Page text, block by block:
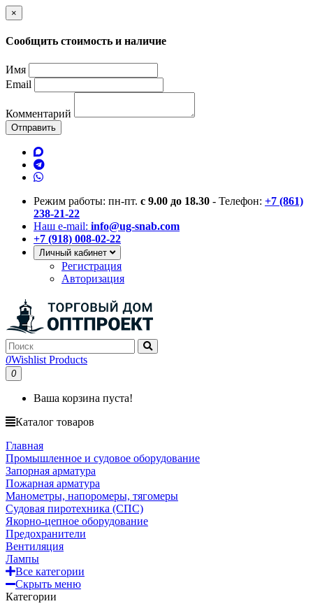
×
Сообщить стоимость и наличие
Имя
Email
Комментарий
Отправить
Режим работы: пн-пт. с 9.00 до 18.30 - Телефон: +7 (861)
238-21-22
Наш e-mail: info@ug-snab.com
+7 (918) 008-02-22
Личный кабинет
Регистрация
Авторизация
0Wishlist Products
0
Ваша корзина пуста!
Каталог товаров
Главная
Промышленное и судовое оборудование
Запорная арматура
Пожарная арматура
Манометры, напоромеры, тягомеры
Судовая пиротехника (СПС)
Якорно-цепное оборудование
Предохранители
Вентиляция
Лампы
Все категории
Скрыть меню
Категории